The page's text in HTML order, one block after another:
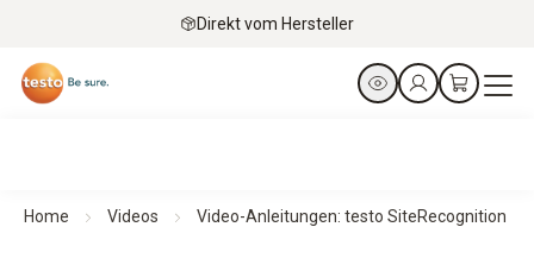
Direkt vom Hersteller
Home Videos Video-Anleitungen: testo SiteRecognition